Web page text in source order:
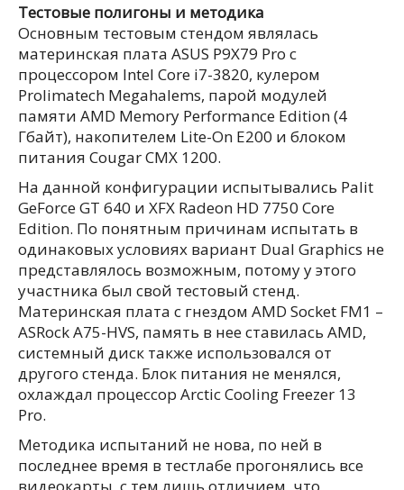
Тестовые полигоны и методика
Основным тестовым стендом являлась
материнская плата ASUS P9X79 Pro с
процессором Intel Core i7-3820, кулером
Prolimatech Megahalems, парой модулей
памяти AMD Memory Performance Edition (4
Гбайт), накопителем Lite-On E200 и блоком
питания Cougar CMX 1200.
На данной конфигурации испытывались Palit
GeForce GT 640 и XFX Radeon HD 7750 Core
Edition. По понятным причинам испытать в
одинаковых условиях вариант Dual Graphics не
представлялось возможным, потому у этого
участника был свой тестовый стенд.
Материнская плата с гнездом AMD Socket FM1 –
ASRock A75-HVS, память в нее ставилась AMD,
системный диск также использовался от
другого стенда. Блок питания не менялся,
охлаждал процессор Arctic Cooling Freezer 13
Pro.
Методика испытаний не нова, по ней в
последнее время в тестлабе прогонялись все
видеокарты, с тем лишь отличием, что